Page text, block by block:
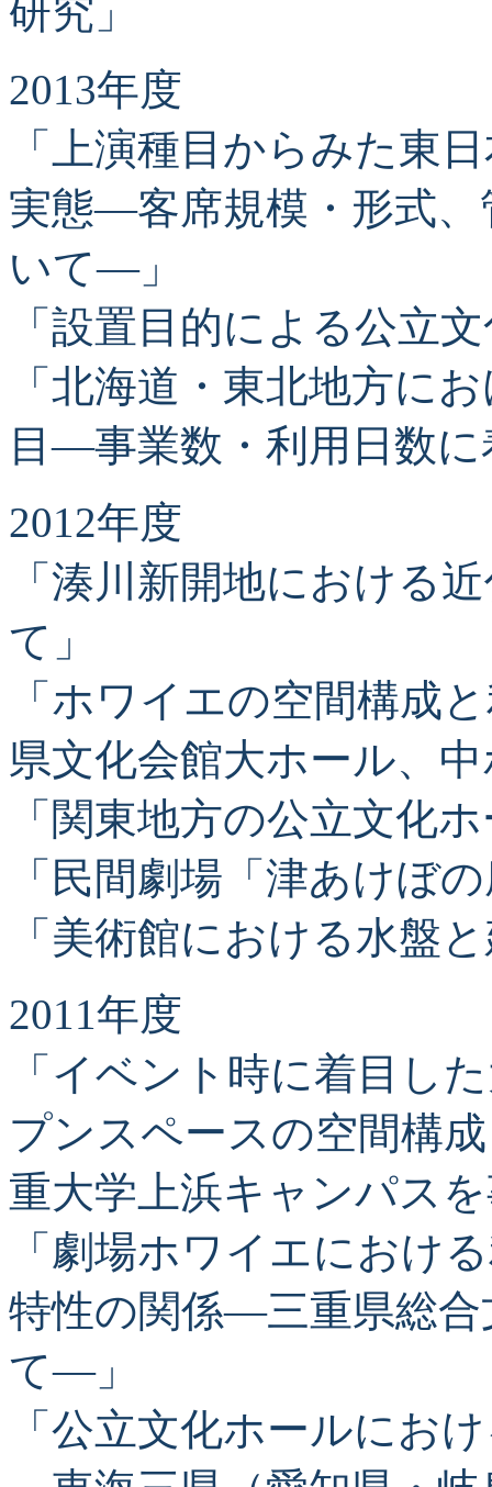
研究」
2013年度
「上演種目からみた東
実態―客席規模・形式、
いて―」
「設置目的による公立
「北海道・東北地方に
目―事業数・利用日数
2012年度
「湊川新開地における
て」
「ホワイエの空間構成
県文化会館大ホール、
「関東地方の公立文化
「民間劇場「津あけぼ
「美術館における水盤
2011年度
「イベント時に着目し
プンスペースの空間構
重大学上浜キャンパス
「劇場ホワイエにおけ
特性の関係―三重県総
て―」
「公立文化ホールにお